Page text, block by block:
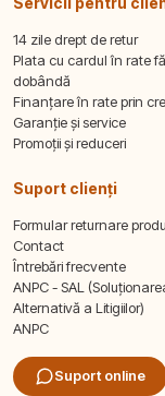
14 zile drept de retur
Plata cu cardul în rate
dobândă
Finanțare în rate prin
Garanție și service
Promoții și reduceri
Suport clienți
Formular returnare
Contact
Întrebări frecvente
ANPC - SAL
Alternativă a Litigiilor)
ANPC
Suport online